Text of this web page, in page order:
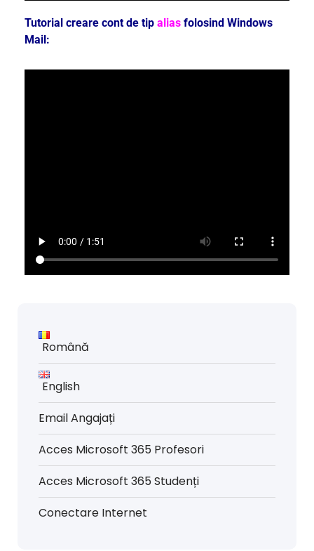
Tutorial creare cont de tip alias folosind Windows
Mail:
Română
English
Email Angajați
Acces Microsoft 365 Profesori
Acces Microsoft 365 Studenți
Conectare Internet